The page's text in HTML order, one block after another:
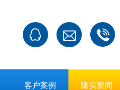
客户案例 隆实新闻